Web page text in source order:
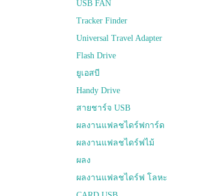
USB FAN
Tracker Finder
Universal Travel Adapter
Flash Drive
ยูเอสบี
Handy Drive
สายชาร์จ USB
ผลงานแฟลชไดร์ฟการ์ด
ผลงานแฟลชไดร์ฟไม้
ผลง
ผลงานแฟลชไดร์ฟ โลหะ